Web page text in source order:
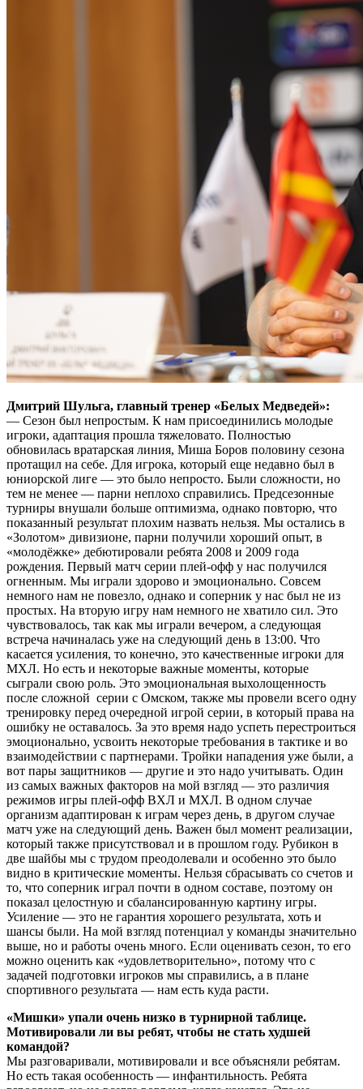
Дмитрий Шульга, главный тренер «Белых Медведей»:
— Сезон был непростым. К нам присоединились молодые
игроки, адаптация прошла тяжеловато. Полностью
обновилась вратарская линия, Миша Боров половину сезона
протащил на себе. Для игрока, который еще недавно был в
юниорской лиге — это было непросто. Были сложности, но
тем не менее — парни неплохо справились. Предсезонные
турниры внушали больше оптимизма, однако повторю, что
показанный результат плохим назвать нельзя. Мы остались в
«Золотом» дивизионе, парни получили хороший опыт, в
«молодёжке» дебютировали ребята 2008 и 2009 года
рождения. Первый матч серии плей-офф у нас получился
огненным. Мы играли здорово и эмоционально. Совсем
немного нам не повезло, однако и соперник у нас был не из
простых. На вторую игру нам немного не хватило сил. Это
чувствовалось, так как мы играли вечером, а следующая
встреча начиналась уже на следующий день в 13:00. Что
касается усиления, то конечно, это качественные игроки для
МХЛ. Но есть и некоторые важные моменты, которые
сыграли свою роль. Это эмоциональная выхолощенность
после сложной серии с Омском, также мы провели всего одну
тренировку перед очередной игрой серии, в который права на
ошибку не оставалось. За это время надо успеть перестроиться
эмоционально, усвоить некоторые требования в тактике и во
взаимодействии с партнерами. Тройки нападения уже были, а
вот пары защитников — другие и это надо учитывать. Один
из самых важных факторов на мой взгляд — это различия
режимов игры плей-офф ВХЛ и МХЛ. В одном случае
организм адаптирован к играм через день, в другом случае
матч уже на следующий день. Важен был момент реализации,
который также присутствовал и в прошлом году. Рубикон в
две шайбы мы с трудом преодолевали и особенно это было
видно в критические моменты. Нельзя сбрасывать со счетов и
то, что соперник играл почти в одном составе, поэтому он
показал целостную и сбалансированную картину игры.
Усиление — это не гарантия хорошего результата, хоть и
шансы были. На мой взгляд потенциал у команды значительно
выше, но и работы очень много. Если оценивать сезон, то его
можно оценить как «удовлетворительно», потому что с
задачей подготовки игроков мы справились, а в плане
спортивного результата — нам есть куда расти.
«Мишки» упали очень низко в турнирной таблице.
Мотивировали ли вы ребят, чтобы не стать худшей
командой?
Мы разговаривали, мотивировали и все объясняли ребятам.
Но есть такая особенность — инфантильность. Ребята